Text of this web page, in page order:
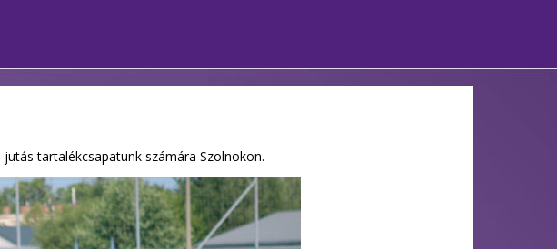
tartalékcsapatunk számára Szolnokon.